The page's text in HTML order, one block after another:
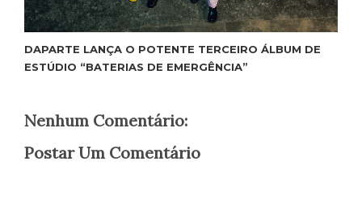
DAPARTE LANÇA O POTENTE TERCEIRO ÁLBUM DE
ESTÚDIO “BATERIAS DE EMERGÊNCIA”
Nenhum Comentário:
Postar Um Comentário